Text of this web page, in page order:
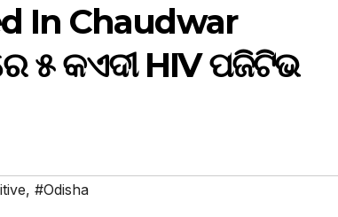
In Chaudwar
୫ କଏଦୀ HIV ପଜିଟିଭ
, #Odisha